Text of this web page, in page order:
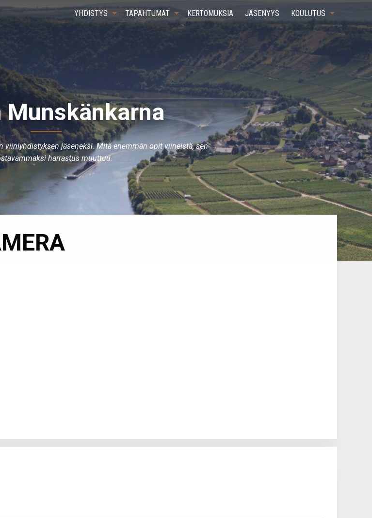
Munskänkarna
viiniyhdistyksen jäseneksi. Mitä enemmän opit viineistä, sen
harrastus muuttuu.
YHDISTYS TAPAHTUMAT KERTOMUKSIA JÄSENYYS KOULUTUS